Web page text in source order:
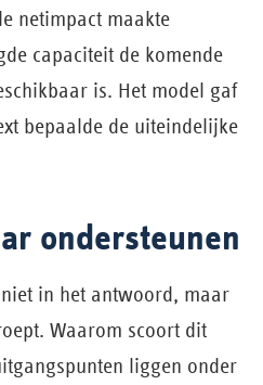
netimpact maakte
capaciteit de komende
is. Het model gaf
bepaalde de uiteindelijke
ondersteunen
in het antwoord, maar
Waarom scoort dit
liggen onder